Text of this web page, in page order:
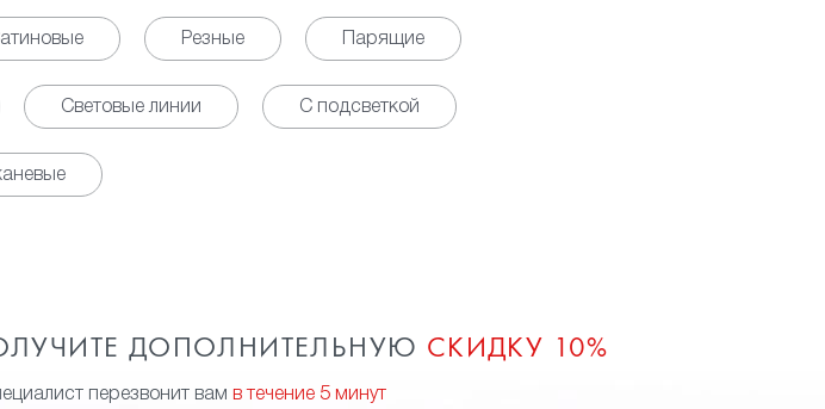
Резные Парящие
Световые линии С подсветкой
ДОПОЛНИТЕЛЬНУЮ СКИДКУ 10%
перезвонит вам в течение 5 минут